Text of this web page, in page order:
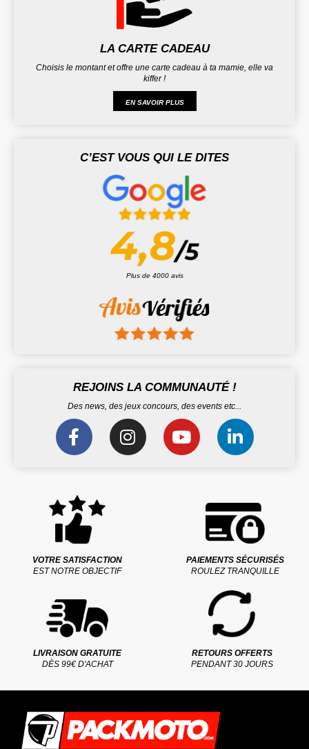
LA CARTE CADEAU
Choisis le montant et offre une carte cadeau à ta mamie, elle va
kiffer !
EN SAVOIR PLUS
C’EST VOUS QUI LE DITES
Plus de 4000 avis
REJOINS LA COMMUNAUTÉ !
Des news, des jeux concours, des events etc...
VOTRE SATISFACTION
EST NOTRE OBJECTIF
PAIEMENTS SÉCURISÉS
ROULEZ TRANQUILLE
LIVRAISON GRATUITE
DÈS 99€ D'ACHAT
RETOURS OFFERTS
PENDANT 30 JOURS